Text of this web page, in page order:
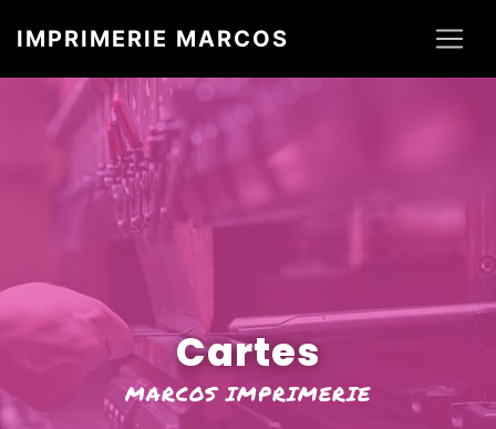
IMPRIMERIE MARCOS
Cartes
MARCOS IMPRIMERIE